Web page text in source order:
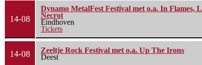
14-08
Dynamo MetalFest Festival met o.a. In
Necrot
Eindhoven
Tickets
14-08
Zeeltje Rock Festival met o.a. Up The Irons
Deest